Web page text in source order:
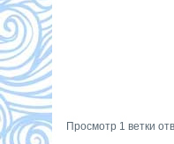
Просмотр 1 ветки